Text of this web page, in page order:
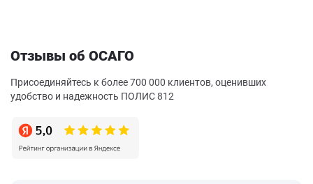
Отзывы об ОСАГО
Присоединяйтесь к более 700 000 клиентов, оценивших
удобство и надежность ПОЛИС 812